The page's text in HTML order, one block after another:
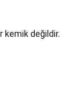
kemik değildir.